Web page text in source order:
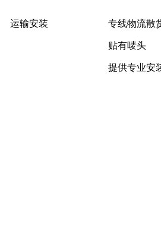
运输安装 专线物流散
贴有唛头
提供专业安